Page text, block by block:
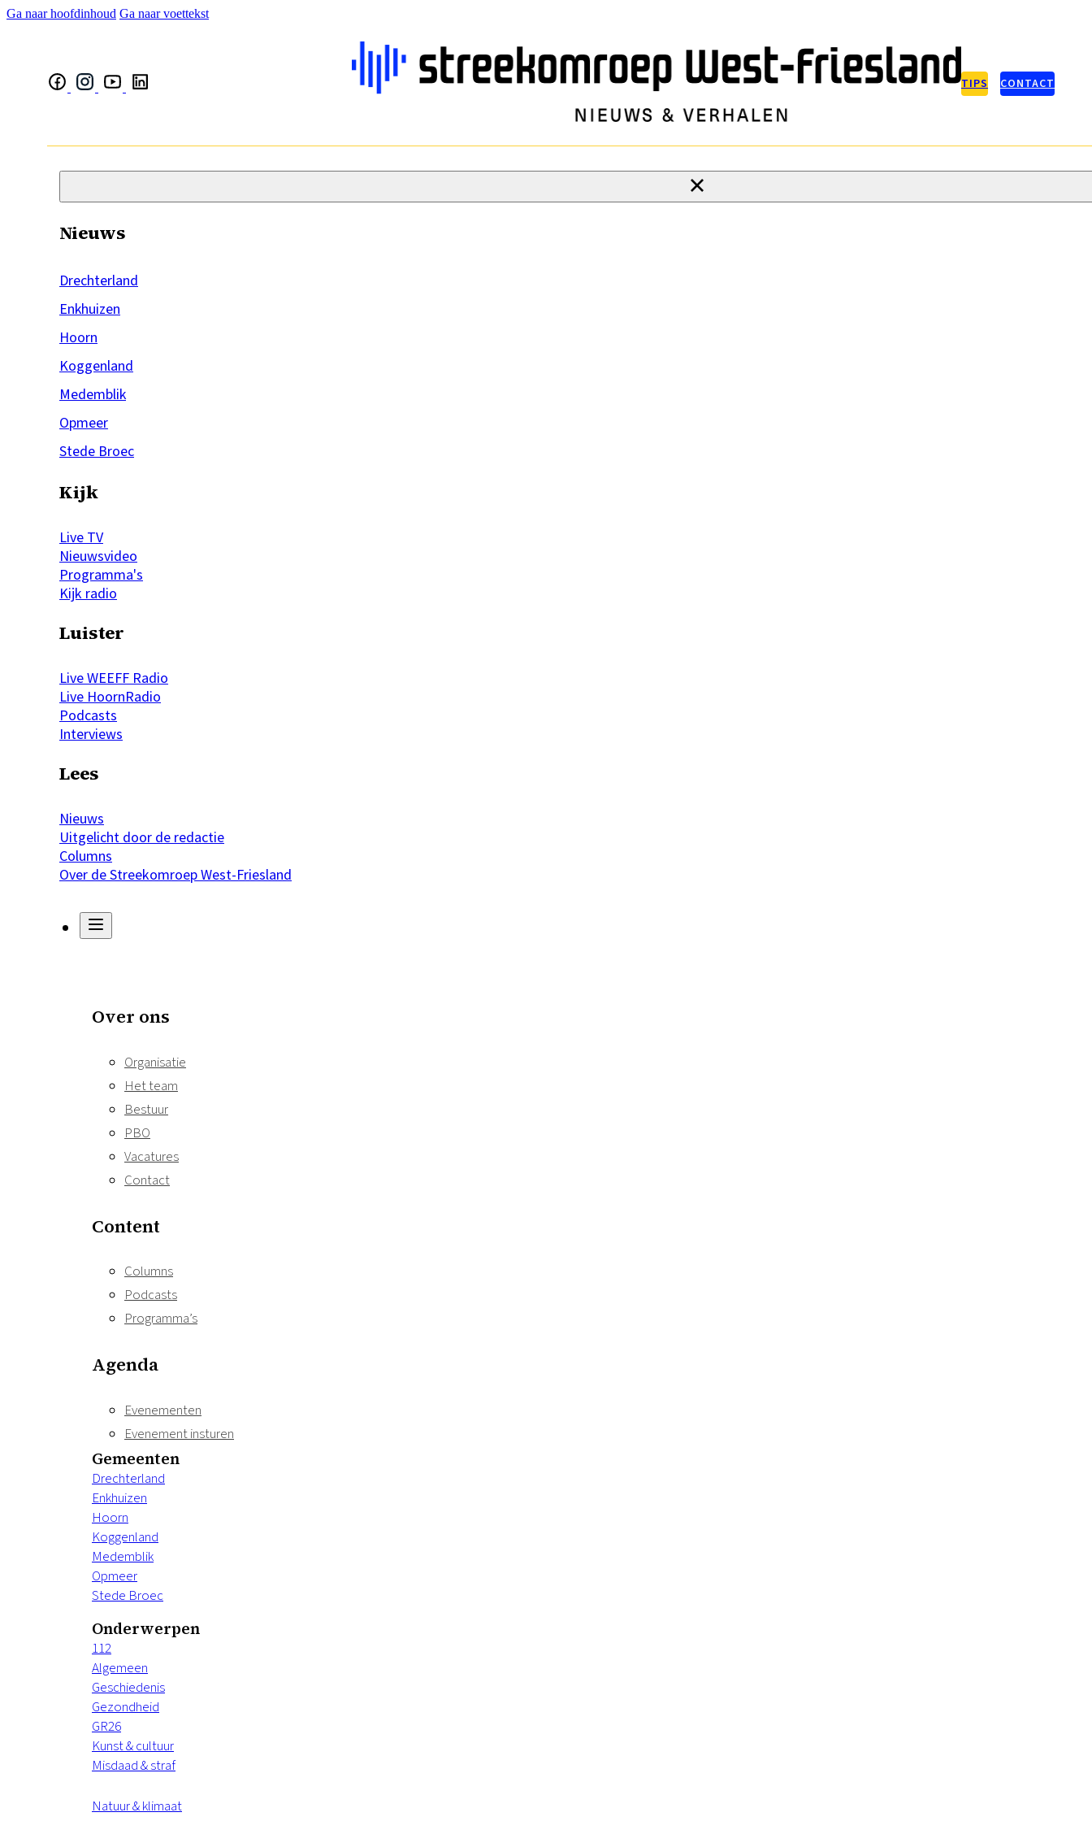
Ga naar hoofdinhoud Ga naar voettekst
TIPS CONTACT
Nieuws
Drechterland
Enkhuizen
Hoorn
Koggenland
Medemblik
Opmeer
Stede Broec
Kijk
Live TV
Nieuwsvideo
Programma's
Kijk radio
Luister
Live WEEFF Radio
Live HoornRadio
Podcasts
Interviews
Lees
Nieuws
Uitgelicht door de redactie
Columns
Over de Streekomroep West-Friesland
Over ons
Organisatie
Het team
Bestuur
PBO
Vacatures
Contact
Content
Columns
Podcasts
Programma’s
Agenda
Evenementen
Evenement insturen
Gemeenten
Drechterland
Enkhuizen
Hoorn
Koggenland
Medemblik
Opmeer
Stede Broec
Onderwerpen
112
Algemeen
Geschiedenis
Gezondheid
GR26
Kunst & cultuur
Misdaad & straf
Natuur & klimaat